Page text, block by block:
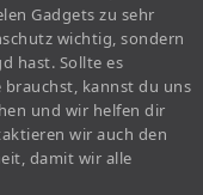
Gadgets zu sehr
wichtig, sondern
hast. Sollte es
brauchst, kannst du uns
und wir helfen dir
wir auch den
damit wir alle